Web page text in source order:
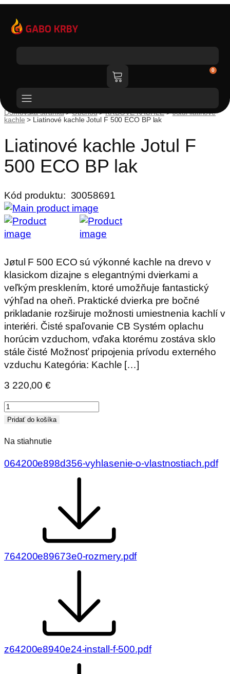
0
Domovská stránka>Obchod>KRBOVÉ KACHLE>Jotul liatinové
kachle > Liatinové kachle Jotul F 500 ECO BP lak
Liatinové kachle Jotul F
500 ECO BP lak
Kód produktu: 30058691
Jøtul F 500 ECO sú výkonné kachle na drevo v
klasickom dizajne s elegantnými dvierkami a
veľkým presklením, ktoré umožňuje fantastický
výhľad na oheň. Praktické dvierka pre bočné
prikladanie rozširuje možnosti umiestnenia kachlí v
interiéri. Čisté spaľovanie CB Systém oplachu
horúcim vzduchom, vďaka ktorému zostáva sklo
stále čisté Možnosť pripojenia prívodu externého
vzduchu Kategória: Kachle […]
3 220,00€
množstvo
Liatinové
Jotul
500
Pridať do košíka
Na stiahnutie
064200e898d356-vyhlasenie-o-vlastnostiach.pdf
764200e89673e0-rozmery.pdf
z64200e8940e24-install-f-500.pdf